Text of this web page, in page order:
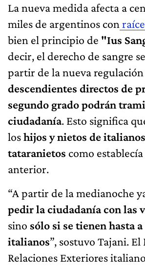
La nueva medida afecta a
miles de argentinos con
bien el principio de "Ius
decir, el derecho de sangre
partir de la nueva regulación
descendientes directos de
segundo grado podrán
ciudadanía. Esto significa
loshijos y nietos de italianos
tataranietos como
anterior.
“A partir de la medianoche
pedir la ciudadanía con las
sino sólo si se tienen hasta
italianos”, sostuvo Tajani.
Relaciones Exteriores